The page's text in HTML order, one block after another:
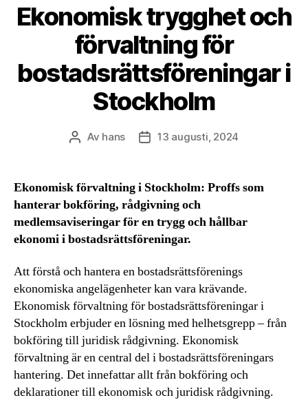
Ekonomisk trygghet och
förvaltning för
bostadsrättsföreningar i
Stockholm
Inläggsförfattare
Av hans Inläggsdatum
13 augusti, 2024
Ekonomisk förvaltning i Stockholm: Proffs som
hanterar bokföring, rådgivning och
medlemsaviseringar för en trygg och hållbar
ekonomi i bostadsrättsföreningar.
Att förstå och hantera en bostadsrättsförenings
ekonomiska angelägenheter kan vara krävande.
Ekonomisk förvaltning för bostadsrättsföreningar i
Stockholm erbjuder en lösning med helhetsgrepp – från
bokföring till juridisk rådgivning. Ekonomisk
förvaltning är en central del i bostadsrättsföreningars
hantering. Det innefattar allt från bokföring och
deklarationer till ekonomisk och juridisk rådgivning.